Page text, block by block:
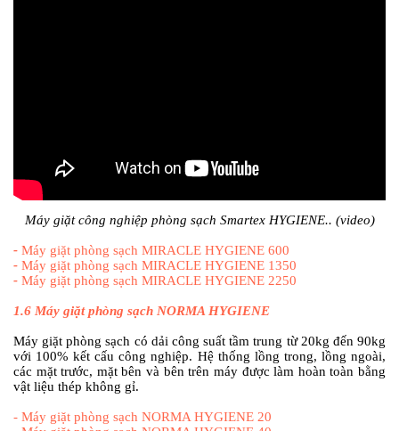
Máy giặt công nghiệp phòng sạch Smartex HYGIENE.. (video)
- Máy giặt phòng sạch MIRACLE HYGIENE 600
- Máy giặt phòng sạch MIRACLE HYGIENE 1350
- Máy giặt phòng sạch MIRACLE HYGIENE 2250
1.6 Máy giặt phòng sạch NORMA HYGIENE
Máy giặt phòng sạch có dải công suất tầm trung từ 20kg đến 90kg
với 100% kết cấu công nghiệp. Hệ thống lồng trong, lồng ngoài,
các mặt trước, mặt bên và bên trên máy được làm hoàn toàn bằng
vật liệu thép không gỉ.
- Máy giặt phòng sạch NORMA HYGIENE 20